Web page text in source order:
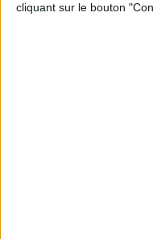
cliquant sur le bouton